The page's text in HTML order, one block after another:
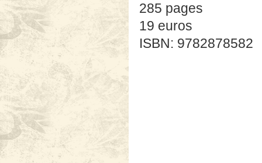
285 pages
19 euros
ISBN: 9782878582